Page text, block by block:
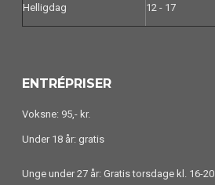
Helligdag 12 - 17
ENTRÉPRISER
Voksne: 95,- kr.
Under 18 år: gratis
Unge under 27 år: Gratis torsdage kl. 16-20